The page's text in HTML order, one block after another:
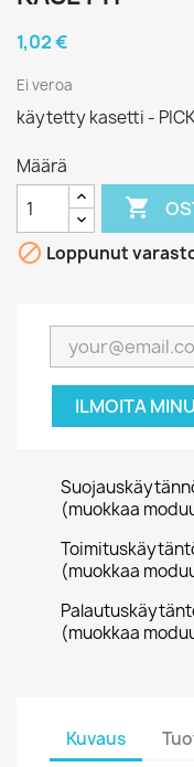
1,02 €
Ei veroa
käytetty kasetti -
Määrä

 Loppunut
ILMOITA
(muokkaa
(muokkaa
(muokkaa
Kuvaus